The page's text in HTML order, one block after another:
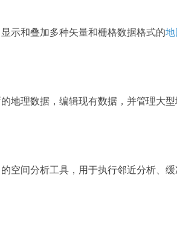
示和叠加多种矢量和栅格数据格式的地
地理数据，编辑现有数据，并管理大
空间分析工具，用于执行邻近分析、